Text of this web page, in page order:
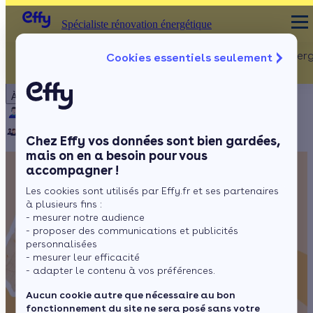
Cookies essentiels seulement
Chez Effy vos données sont bien gardées,
mais on en a besoin pour vous
accompagner !
Les cookies sont utilisés par Effy.fr et ses partenaires
à plusieurs fins :
- mesurer notre audience
- proposer des communications et publicités
personnalisées
- mesurer leur efficacité
- adapter le contenu à vos préférences.
Aucun cookie autre que nécessaire au bon
fonctionnement du site ne sera posé sans votre
À propos
Notre équipe
Rejoignez-nous Presse
Spécialiste rénovation énergétique Rénovation
Murs
Sols
Spécialiste rénovation énergétique